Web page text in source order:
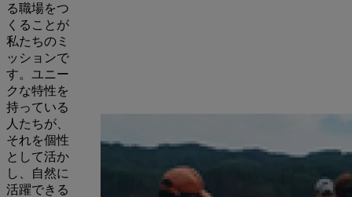
る職場をつ
くることが
私たちのミ
ッションで
す。ユニー
クな特性を
持っている
人たちが、
それを個性
として活か
し、自然に
活躍できる